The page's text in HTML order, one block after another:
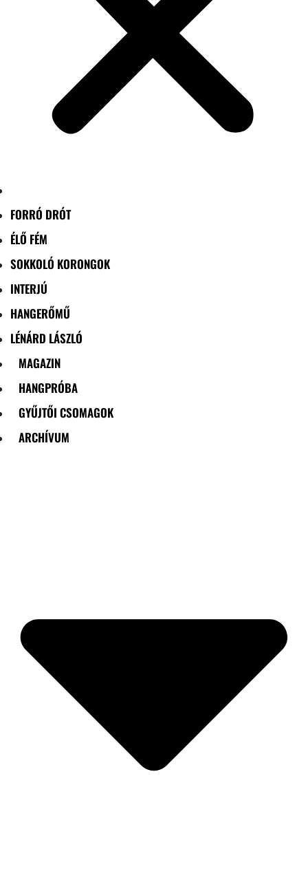
FORRÓ DRÓT
ÉLŐ FÉM
SOKKOLÓ KORONGOK
INTERJÚ
HANGERŐMŰ
LÉNÁRD LÁSZLÓ
MAGAZIN
HANGPRÓBA
GYŰJTŐI CSOMAGOK
ARCHÍVUM